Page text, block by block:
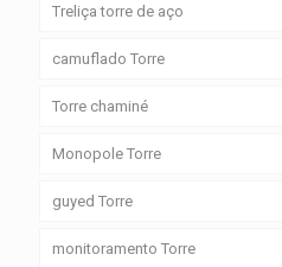
Treliça torre de aço
camuflado Torre
Torre chaminé
Monopole Torre
guyed Torre
monitoramento Torre